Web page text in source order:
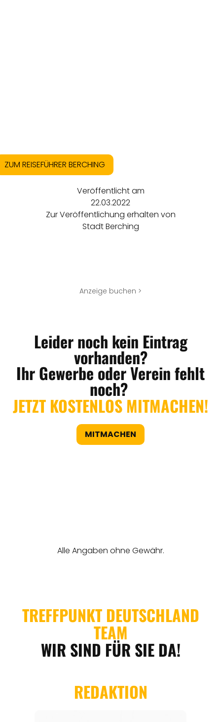
ZUM REISEFÜHRER BERCHING
Veröffentlicht am
22.03.2022
Zur Veröffentlichung erhalten von
Stadt Berching
Anzeige buchen >
Leider noch kein Eintrag
vorhanden?
Ihr Gewerbe oder Verein fehlt
noch?
JETZT KOSTENLOS MITMACHEN!
MITMACHEN